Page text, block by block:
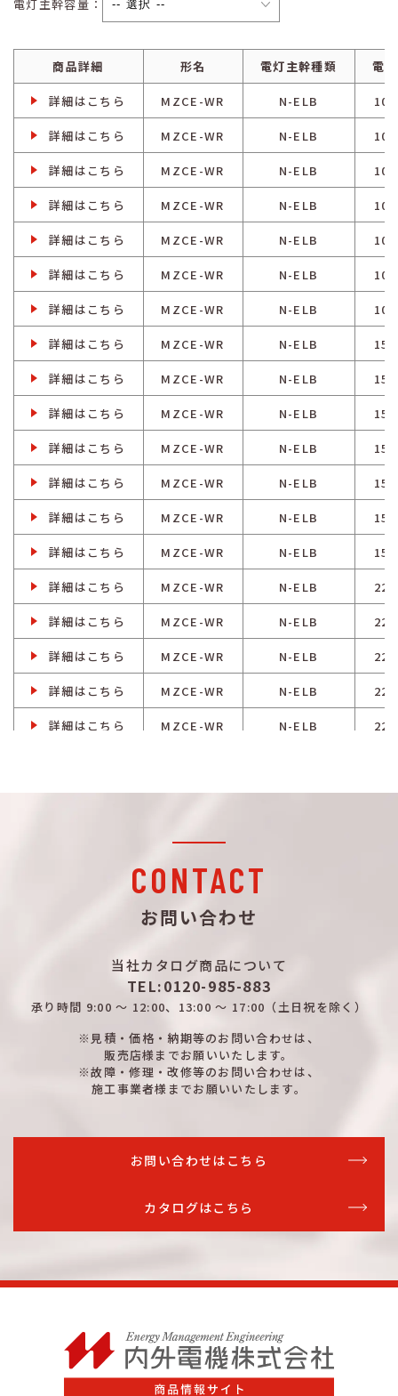
電灯主幹容量：
商品詳細 形名 電灯主幹種類 電
詳細はこちら MZCE-WR N-ELB
詳細はこちら MZCE-WR N-ELB
詳細はこちら MZCE-WR N-ELB
詳細はこちら MZCE-WR N-ELB
詳細はこちら MZCE-WR N-ELB
詳細はこちら MZCE-WR N-ELB
詳細はこちら MZCE-WR N-ELB
詳細はこちら MZCE-WR N-ELB
詳細はこちら MZCE-WR N-ELB
詳細はこちら MZCE-WR N-ELB
詳細はこちら MZCE-WR N-ELB
詳細はこちら MZCE-WR N-ELB
詳細はこちら MZCE-WR N-ELB
詳細はこちら MZCE-WR N-ELB
詳細はこちら MZCE-WR N-ELB
詳細はこちら MZCE-WR N-ELB
詳細はこちら MZCE-WR N-ELB
詳細はこちら MZCE-WR N-ELB
詳細はこちら MZCE-WR N-ELB
詳細はこちら MZCE-WR N-ELB
MZCE-WR
詳細はこちら MZCE-WR N-ELB
詳細はこちら MZCE-WR N-ELB
詳細はこちら MZCE-WR N-ELB
CONTACT
お問い合わせ
当社カタログ商品について
TEL:0120-985-883
承り時間 9:00 ～ 12:00、13:00 ～ 17:00 （土日祝を除く）
※見積・価格・納期等のお問い合わせは、
販売店様までお願いいたします。
※故障・修理・改修等のお問い合わせは、
施工事業者様までお願いいたします。
お問い合わせはこちら
カタログはこちら